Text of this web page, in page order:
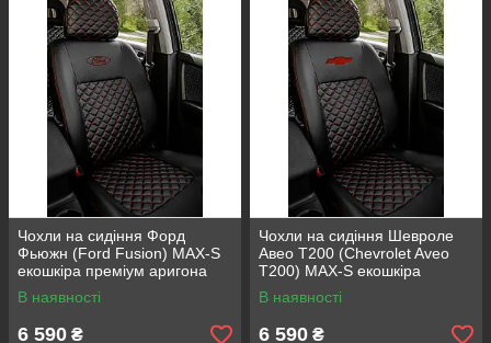
Чохли на сидіння Форд
Фьюжн (Ford Fusion) MAX-S
екошкіра преміум аригона
В наявності
6 590 ₴
Чохли на сидіння Шевроле
Авео Т200 (Chevrolet Aveo
Т200) MAX-S екошкіра
преміум арагона
В наявності
6 590 ₴